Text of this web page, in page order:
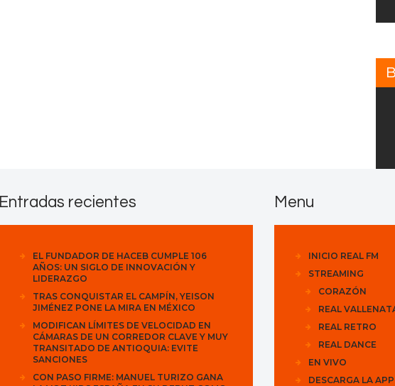
Entradas recientes
EL FUNDADOR DE HACEB CUMPLE 106
AÑOS: UN SIGLO DE INNOVACIÓN Y
LIDERAZGO
TRAS CONQUISTAR EL CAMPÍN, YEISON
JIMÉNEZ PONE LA MIRA EN MÉXICO
MODIFICAN LÍMITES DE VELOCIDAD EN
CÁMARAS DE UN CORREDOR CLAVE Y MUY
TRANSITADO DE ANTIOQUIA: EVITE
SANCIONES
CON PASO FIRME: MANUEL TURIZO GANA
Menu
INICIO REAL FM
STREAMING
CORAZÓN
REAL
REAL RETRO
REAL DANCE
EN VIVO
DESCARGA LA APP